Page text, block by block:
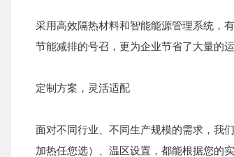
采用高效隔热材料和智能能源管理系统，
节能减排的号召，更为企业节省了大量的
定制方案，灵活适配
面对不同行业、不同生产规模的需求，我
加热任您选）、温区设置，都能根据您的